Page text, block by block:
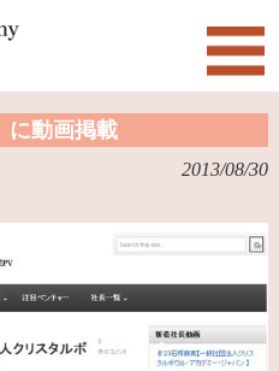
に動画掲載
2013/08/30